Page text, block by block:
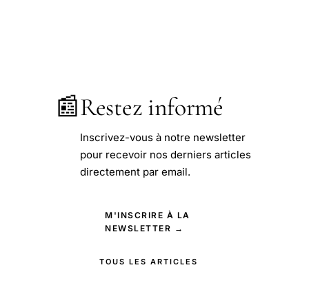
📰Restez informé
Inscrivez-vous à notre newsletter
pour recevoir nos derniers articles
directement par email.
M'INSCRIRE À LA
NEWSLETTER →
TOUS LES ARTICLES